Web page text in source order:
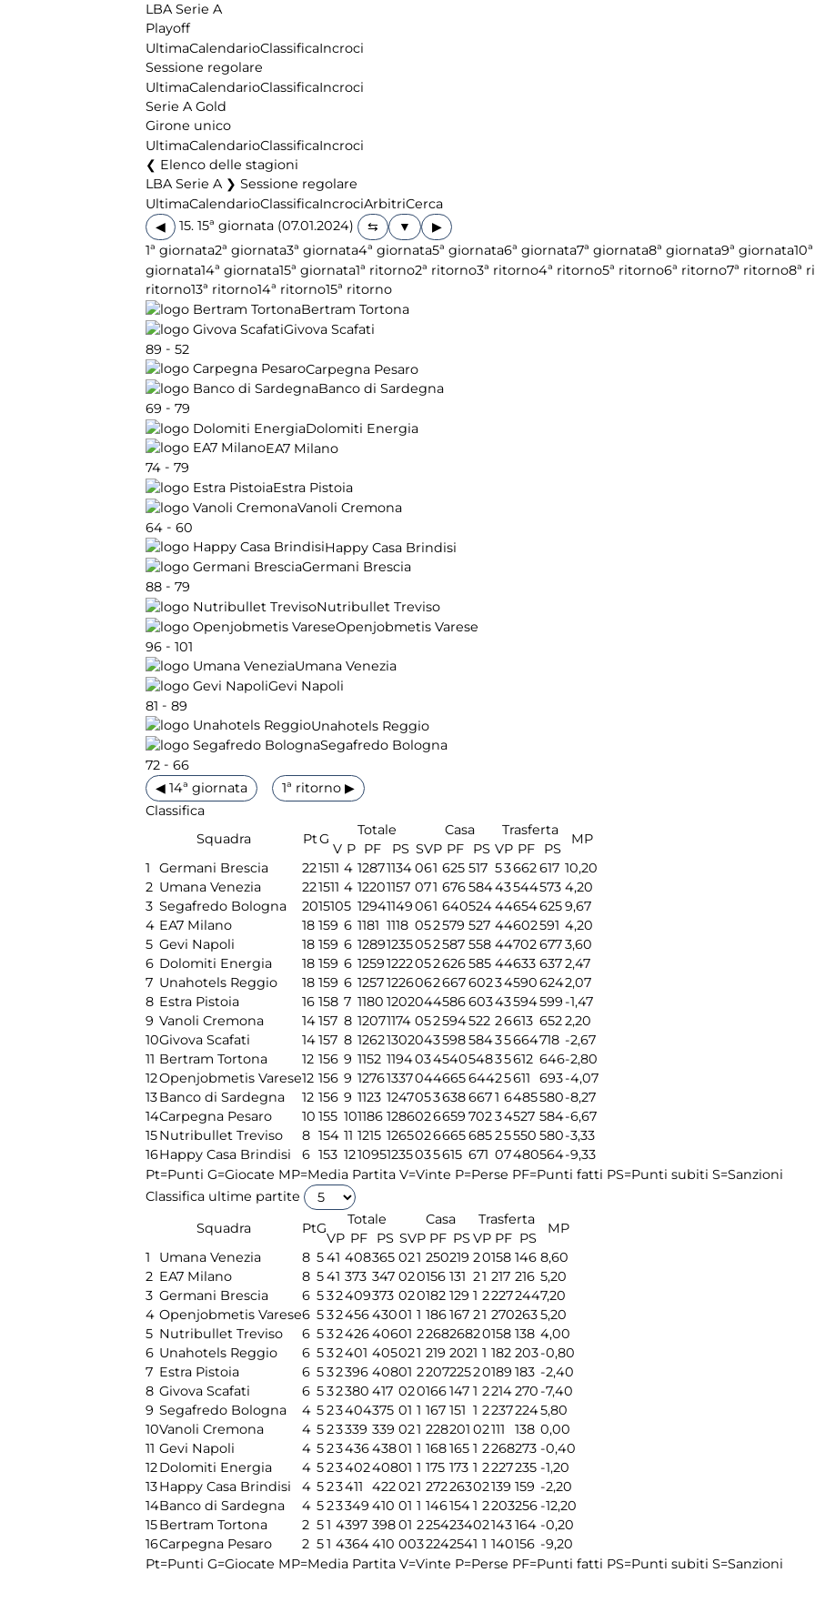
LBA Serie A
Playoff
UltimaCalendarioClassificaIncroci
Sessione regolare
UltimaCalendarioClassificaIncroci
Serie A Gold
Girone unico
UltimaCalendarioClassificaIncroci
Elenco delle stagioni
LBA Serie A ❯ Sessione regolare
UltimaCalendarioClassificaIncrociArbitriCerca
◀
15. 15ª giornata (07.01.2024)
▶
1ª giornata2ª giornata3ª giornata4ª giornata5ª giornata6ª giornata7ª giornata8ª giornata9ª giornata
giornata14ª giornata15ª giornata1ª ritorno2ª ritorno3ª ritorno4ª ritorno5ª ritorno6ª ritorno7ª ritorno8ª
ritorno13ª ritorno14ª ritorno15ª ritorno
Bertram Tortona
Givova Scafati
89 - 52
Carpegna Pesaro
Banco di Sardegna
69 - 79
Dolomiti Energia
EA7 Milano
74 - 79
Estra Pistoia
Vanoli Cremona
64 - 60
Happy Casa Brindisi
Germani Brescia
88 - 79
Nutribullet Treviso
Openjobmetis Varese
96 - 101
Umana Venezia
Gevi Napoli
81 - 89
Unahotels Reggio
Segafredo Bologna
72 - 66
◀ 14ª giornata
1ª ritorno ▶
Classifica
Squadra
PtG
Totale Casa Trasferta
MP
V P PF PS SVP PF PS VP PF
PS
1
Germani Brescia 221511 4 12871134061 625 517 53662617 10,20
2 Umana Venezia 221511 4 12201157 071 67658443544573 4,20
3 Segafredo Bologna 2015105 12941149061 640524446546259,67
4 EA7 Milano 18 159 6 1181 1118 052579 527 44602591 4,20
5 Gevi Napoli 18 159 6 12891235052587 558 447026773,60
6 Dolomiti Energia 18 159 6 12591222052626585 44633 6372,47
7 Unahotels Reggio 18 159 6 12571226062667602345906242,07
8 Estra Pistoia 16 158 7 1180 120204458660343594599 -1,47
9 Vanoli Cremona 14157 8 12071174 052594522 26613 6522,20
10Givova Scafati 14157 8 1262130204359858435664718 -2,67
11 Bertram Tortona 12 156 9 1152 119403454054835612 646-2,80
12Openjobmetis Varese12 156 9 1276133704466564425611 693-4,07
13Banco di Sardegna 12 156 9 1123 12470536386671 6485580-8,27
14Carpegna Pesaro 10 155 101186 1286026659 70234527 584-6,67
15Nutribullet Treviso 8 154 11 1215 126502666568525550 580-3,33
16Happy Casa Brindisi 6 153 1210951235035615 671 07480564-9,33
Pt=Punti G=Giocate MP=Media Partita V=Vinte P=Perse PF=Punti fatti PS=Punti subiti S=Sanzioni
Classifica ultime partite
Squadra
PtG
Totale Casa Trasferta
MP
VP PF PS SVP PF PSVP PF PS
1
Umana Venezia 8 541 408365 021 250219 20158 146 8,60
2 EA7 Milano 8 541 373 347 020156 131 21 217 216 5,20
3 Germani Brescia 6 532409373 020182 129 1 22272447,20
4 Openjobmetis Varese6 53245643001 1 186167 21 2702635,20
5 Nutribullet Treviso 6 53242640601 226826820158 138 4,00
6 Unahotels Reggio 6 532401 405021 219 2021 1 182 203-0,80
7 Estra Pistoia 6 532396 40801 220722520189 183 -2,40
8 Givova Scafati 6 532380 417 020166147 1 2214270 -7,40
9 Segafredo Bologna 4 523404375 01 1 167 151 1 22372245,80
10Vanoli Cremona 4 523339 339 021 228201 02111 138 0,00
11 Gevi Napoli 4 52343643801 1 168165 1 2268273 -0,40
12Dolomiti Energia 4 52340240801 1 175 173 1 2227235 -1,20
13Happy Casa Brindisi 4 523411 422021 27226302139 159 -2,20
14Banco di Sardegna 4 523349 410 01 1 1461541 2203256 -12,20
15Bertram Tortona 2 51 4397 39801 225423402143164 -0,20
16Carpegna Pesaro 2 51 4364410 0032242541 1 140156 -9,20
Pt=Punti G=Giocate MP=Media Partita V=Vinte P=Perse PF=Punti fatti PS=Punti subiti S=Sanzioni